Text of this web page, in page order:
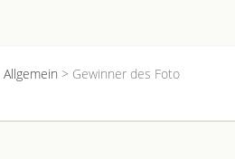
Allgemein > Gewinner des Foto